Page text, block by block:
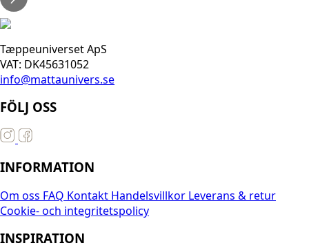
Tæppeuniverset ApS
VAT: DK45631052
info@mattaunivers.se
FÖLJ OSS
INFORMATION
Om oss FAQ Kontakt Handelsvillkor Leverans & retur
Cookie- och integritetspolicy
INSPIRATION